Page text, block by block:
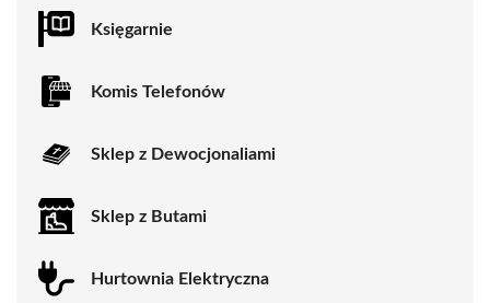
Księgarnie
Komis Telefonów
Sklep z Dewocjonaliami
Sklep z Butami
Hurtownia Elektryczna